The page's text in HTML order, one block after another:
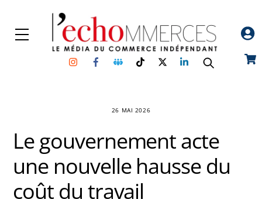
content
Menu
InstagramFacebookGroupe
Facebook
TikTokTwitterLinkedin
26 MAI 2026
Le gouvernement acte
une nouvelle hausse du
coût du travail